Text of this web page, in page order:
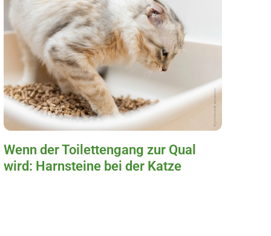
Wenn der Toilettengang zur Qual
wird: Harnsteine bei der Katze